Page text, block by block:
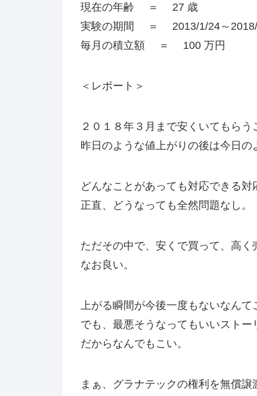
現在の年齢 ＝ 27 歳
実験の期間 ＝ 2013/1/24～2018/
毎月の積立額 ＝ 100 万円
＜レポート＞
２０１８年３月まで安くいてもらう
昨日のような値上がりの後は今日の
どんなことがあっても対応できる対
正直、どうなっても全然問題なし。
ただその中で、安くで買って、高く
なお良い。
上がる瞬間が今後一度もないなん
でも、最悪そうなってもいいストー
だからなんでもこい。
まぁ、グラナテックの権利を無償譲